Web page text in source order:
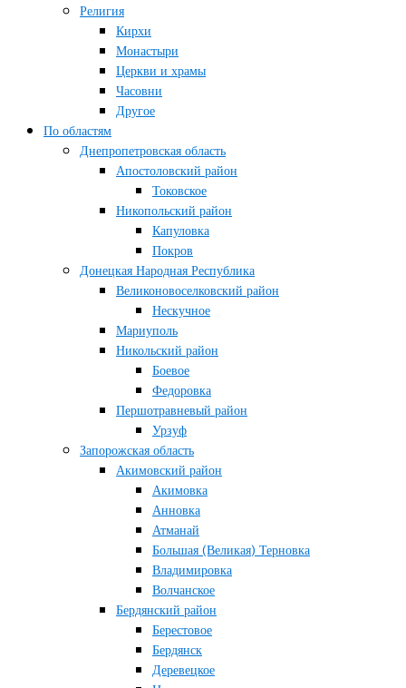
Религия
Кирхи
Монастыри
Церкви и храмы
Часовни
Другое
По областям
Днепропетровская область
Апостоловский район
Токовское
Никопольский район
Капуловка
Покров
Донецкая Народная Республика
Великоновоселковский район
Нескучное
Мариуполь
Никольский район
Боевое
Федоровка
Першотравневый район
Урзуф
Запорожская область
Акимовский район
Акимовка
Анновка
Атманай
Большая (Великая) Терновка
Владимировка
Волчанское
Бердянский район
Берестовое
Бердянск
Деревецкое